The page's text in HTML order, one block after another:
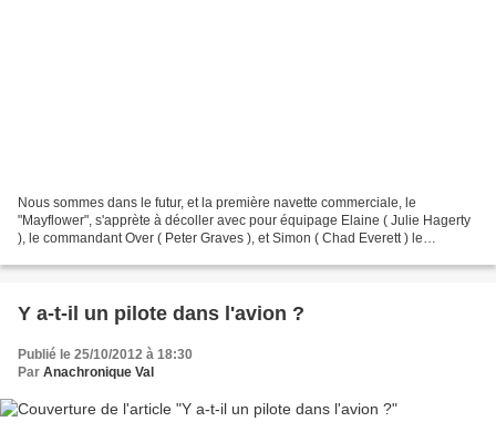
Nous sommes dans le futur, et la première navette commerciale, le
"Mayflower", s'apprète à décoller avec pour équipage Elaine ( Julie Hagerty
), le commandant Over ( Peter Graves ), et Simon ( Chad Everett ) le
Y a-t-il un pilote dans l'avion ?
Publié le 25/10/2012 à 18:30
Par Anachronique Val